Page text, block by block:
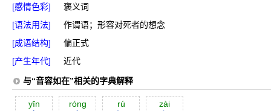
[感情色彩]
褒义词
[语法用法]
作谓语；形容对死者的想念
[成语结构]
偏正式
[产生年代]
近代
与“音容如在”相关的字典解释
yīn róng rú zài